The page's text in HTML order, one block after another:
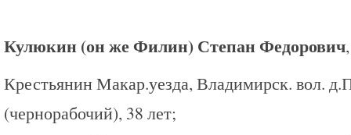
Кулюкин (он же Филин) Степан Федорович,
Крестьянин Макар.уезда, Владимирск. вол.
(чернорабочий), 38 лет;